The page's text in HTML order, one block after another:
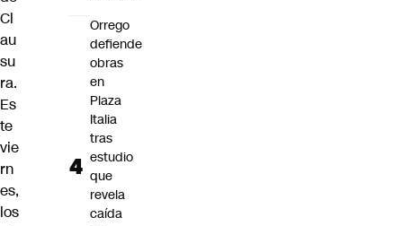
Cl
au
su
ra.
Es
te
vie
rn
es,
los
Orrego
defiende
obras
en
Plaza
Italia
tras
estudio
que
revela
caída